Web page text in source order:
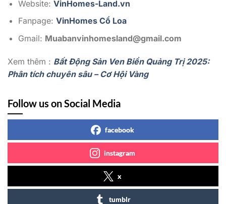
Website: VinHomes-Land.vn
Fanpage: VinHomes Cổ Loa
Gmail: Muabanvinhomesland@gmail.com
Xem thêm : Bất Động Sản Ven Biển Quảng Trị 2025:
Phân tích chuyên sâu – Cơ Hội Vàng
Follow us on Social Media
facebook
instagram
x
tumblr